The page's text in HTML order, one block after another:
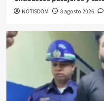
NOTISDOM 8 agosto 2026